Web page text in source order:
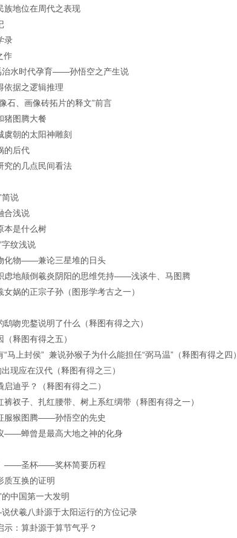
族地位在周代之表现
录
作
治水时代孕育——孙悟空之产生说
依据之逻辑推理
石、画像砖拓片的释文”前言
猪图腾大餐
虞朝的太阳神雕刻
的后代
究的几点民间看法
简说
合浅说
本是什么树
字纹浅说
化物——兼论三星堆的日头
虑地颠倒羲炎阴阳的思维凭持——浅谈牛、马图腾
娲的正宗子孙（图形学考古之一）
鸱吻兜鍪说明了什么（释图有得之六）
释图有得之五）
马上封侯” 兼说孙猴子为什么能担任“弼马温”（释图有得之四）
现应在汉代（释图有得之三）
启迪乎？（释图有得之二）
裤衩子、扎红腰带、树上系红绸带（释图有得之一）
服猴图腾——孙悟空的先史
——蝉曾是最高大地之神的化身
——圣杯——奖杯简要历程
质互换的证明
的中国第一大发明
伏羲八卦源于太阳运行的方位记录
示：算卦源于算节气乎？